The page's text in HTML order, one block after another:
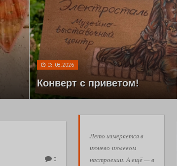
03.08.2026
Конверт с приветом!
Лето измеряется в
июнево-июлевом
настроении. А ещё — в
0